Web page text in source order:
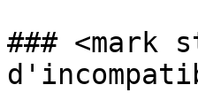
### <mark